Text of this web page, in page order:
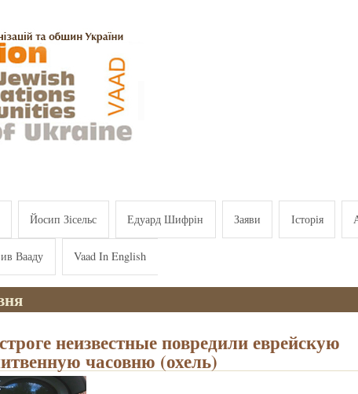
Йосип Зісельс Едуард Шифрін Заяви Історія
Вааду Vaad In English
неизвестные повредили еврейскую
часовню (охель)